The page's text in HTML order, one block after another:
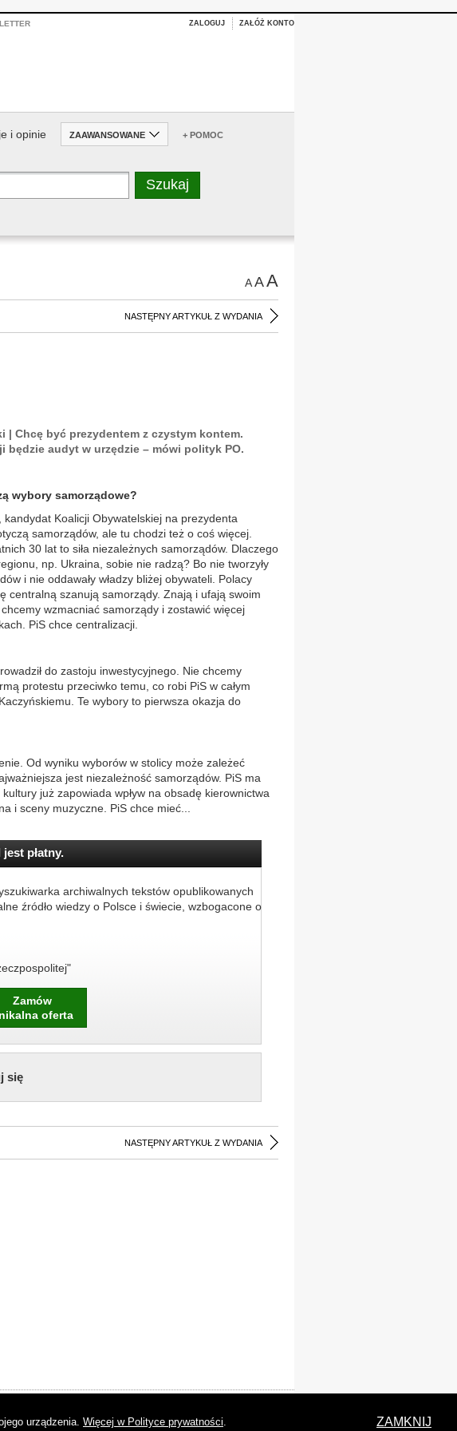
ZALOGUJ ZAŁÓŻ KONTO
i opinie ZAAWANSOWANE + POMOC
AAA
NASTĘPNY ARTYKUŁ Z WYDANIA
| Chcę być prezydentem z czystym kontem.
będzie audyt w urzędzie – mówi polityk PO.
wybory samorządowe?
kandydat Koalicji Obywatelskiej na prezydenta
samorządów, ale tu chodzi też o coś więcej.
30 lat to siła niezależnych samorządów. Dlaczego
np. Ukraina, sobie nie radzą? Bo nie tworzyły
i nie oddawały władzy bliżej obywateli. Polacy
centralną szanują samorządy. Znają i ufają swoim
wzmacniać samorządy i zostawić więcej
PiS chce centralizacji.
do zastoju inwestycyjnego. Nie chcemy
protestu przeciwko temu, co robi PiS w całym
Te wybory to pierwsza okazja do
Od wyniku wyborów w stolicy może zależeć
jest niezależność samorządów. PiS ma
już zapowiada wpływ na obsadę kierownictwa
i sceny muzyczne. PiS chce mieć...
płatny.
archiwalnych tekstów opublikowanych
źródło wiedzy o Polsce i świecie, wzbogacone o
Zamów
oferta
się
NASTĘPNY ARTYKUŁ Z WYDANIA
urządzenia. Więcej w Polityce prywatności. ZAMKNIJ